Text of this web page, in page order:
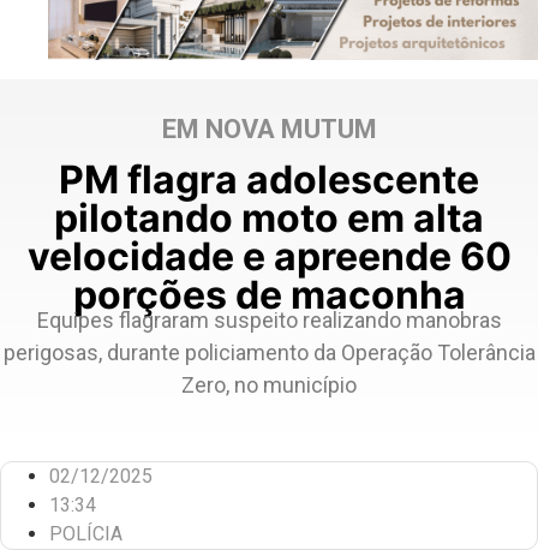
EM NOVA MUTUM
PM flagra adolescente
pilotando moto em alta
velocidade e apreende 60
porções de maconha
Equipes flagraram suspeito realizando manobras
perigosas, durante policiamento da Operação Tolerância
Zero, no município
02/12/2025
13:34
POLÍCIA